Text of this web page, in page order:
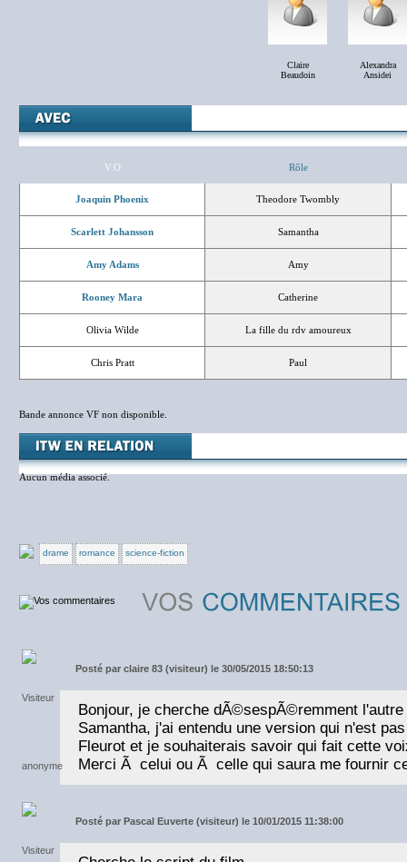
Claire
Beaudoin
Alexandra
Ansidei
V.O Rôle
Joaquin Phoenix Theodore Twombly
Scarlett Johansson Samantha
Amy Adams Amy
Rooney Mara Catherine
Olivia Wilde La fille du rdv amoureux
Chris Pratt Paul
Bande annonce VF non disponible.
Aucun média associé.
drame romance science-fiction
Posté par claire 83 (visiteur) le 30/05/2015 18:50:13
Bonjour, je cherche dÃ©sespÃ©remment
Samantha, j'ai entendu une version qui n'est
Fleurot et je souhaiterais savoir qui fait cette
Merci Ã celui ou Ã celle qui saura me fournir
Posté par Pascal Euverte (visiteur) le 10/01/2015 11:38:00